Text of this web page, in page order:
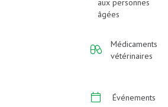
aux personnes
âgées
Médicaments
vétérinaires
Événements